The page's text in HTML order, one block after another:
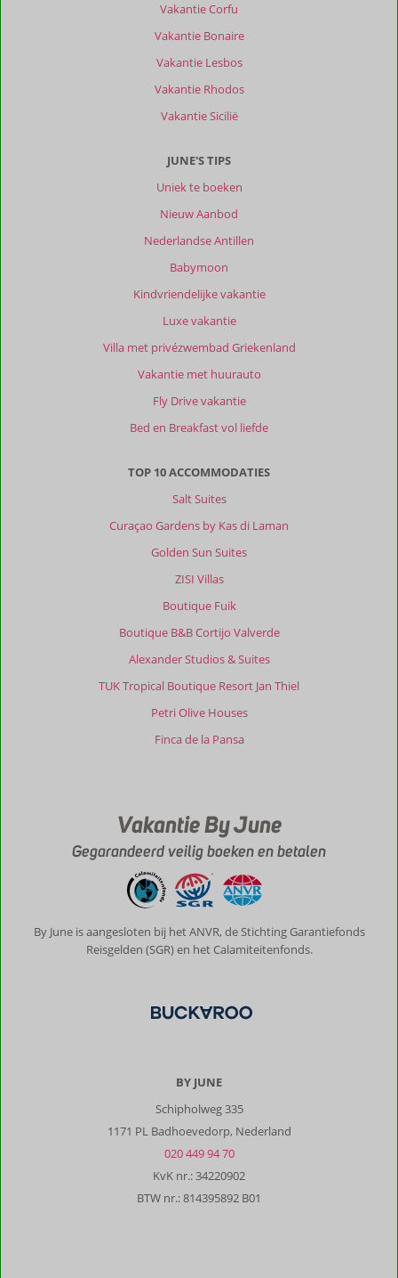
Vakantie Corfu
Vakantie Bonaire
Vakantie Lesbos
Vakantie Rhodos
Vakantie Sicilië
JUNE'S TIPS
Uniek te boeken
Nieuw Aanbod
Nederlandse Antillen
Babymoon
Kindvriendelijke vakantie
Luxe vakantie
Villa met privézwembad Griekenland
Vakantie met huurauto
Fly Drive vakantie
Bed en Breakfast vol liefde
TOP 10 ACCOMMODATIES
Salt Suites
Curaçao Gardens by Kas di Laman
Golden Sun Suites
ZISI Villas
Boutique Fuik
Boutique B&B Cortijo Valverde
Alexander Studios & Suites
TUK Tropical Boutique Resort Jan Thiel
Petri Olive Houses
Finca de la Pansa
Vakantie By June
Gegarandeerd veilig boeken en betalen
By June is aangesloten bij het ANVR, de Stichting Garantiefonds
Reisgelden (SGR) en het Calamiteitenfonds.
BY JUNE
Schipholweg 335
1171 PL Badhoevedorp, Nederland
020 449 94 70
KvK nr.: 34220902
BTW nr.: 814395892 B01